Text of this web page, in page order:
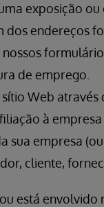
exposição ou
dos endereços
de emprego.
Web através
à
sua empresa
cliente,
está